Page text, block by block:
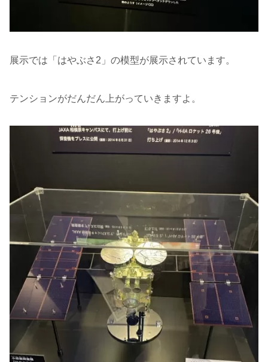
展示では「はやぶさ2」の模型が展示されています。
テンションがだんだん上がっていきますよ。